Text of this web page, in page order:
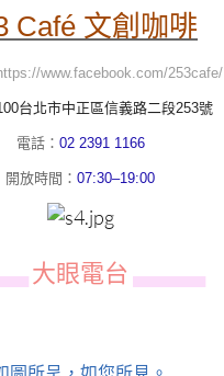
Café 文創咖啡
www.facebook.com/253cafe/
台北市中正區信義路二段253號
電話： 02 2391 1166
開放時間： 07:30–19:00
大眼電台 ▄▄▄▄▄▄